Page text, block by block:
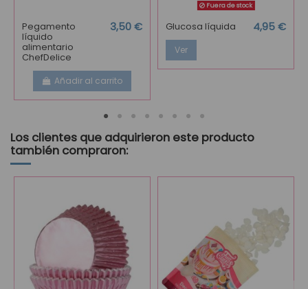
Pegamento
líquido
alimentario
ChefDelice
3,50 €
Añadir al carrito
Fuera de stock
Glucosa líquida 4,95 €
Ver
Los clientes que adquirieron este producto
también compraron: